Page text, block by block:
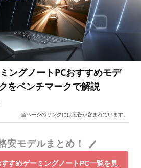
ングノートPCおすすめモデ
をベンチマークで解説
当ページのリンクには広告が含まれています。
安モデルまとめ！
すめゲーミングノートPC一覧を見